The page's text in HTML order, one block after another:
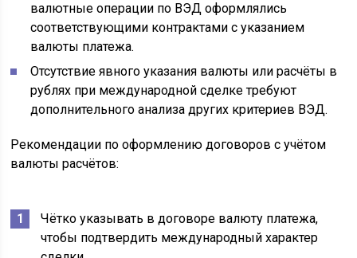
валютные операции по ВЭД оформлялись
соответствующими контрактами с указанием
валюты платежа.
Отсутствие явного указания валюты или расчёты в
рублях при международной сделке требуют
дополнительного анализа других критериев ВЭД.
Рекомендации по оформлению договоров с учётом
валюты расчётов:
Чётко указывать в договоре валюту платежа,
чтобы подтвердить международный характер